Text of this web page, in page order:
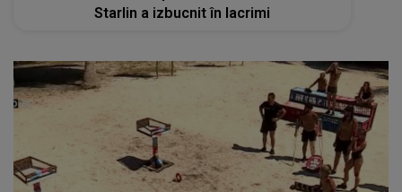
Starlin a izbucnit în lacrimi